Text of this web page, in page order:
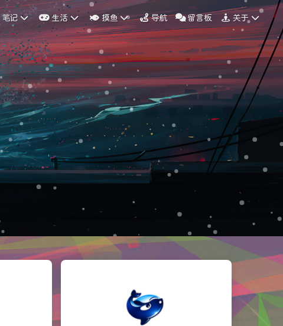
笔记 生活 摸鱼 导航 留言板 关于